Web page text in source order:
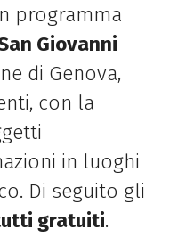
programma
Giovanni
di Genova,
con la
in luoghi
Di seguito gli
gratuiti.